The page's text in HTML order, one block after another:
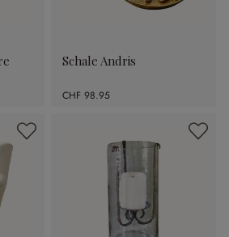
Schale Andris
CHF 98.95